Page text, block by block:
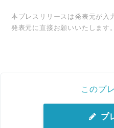
本プレスリリースは発表元が入
発表元に直接お願いいたします。
このプ
プ